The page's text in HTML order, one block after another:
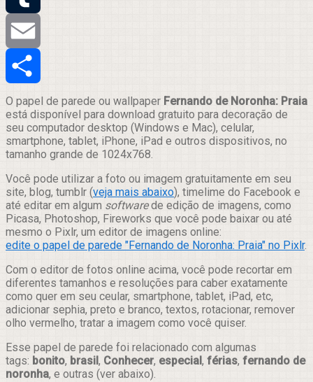
Tumblr
Email
Compartilhar
O papel de parede ou wallpaper Fernando de Noronha: Praia
está disponível para download gratuito para decoração de
seu computador desktop (Windows e Mac), celular,
smartphone, tablet, iPhone, iPad e outros dispositivos, no
tamanho grande de 1024x768.
Você pode utilizar a foto ou imagem gratuitamente em seu
site, blog, tumblr (veja mais abaixo), timelime do Facebook e
até editar em algum softwarede edição de imagens, como
Picasa, Photoshop, Fireworks que você pode baixar ou até
mesmo o Pixlr, um editor de imagens online:
edite o papel de parede "Fernando de Noronha: Praia" no Pixlr.
Com o editor de fotos online acima, você pode recortar em
diferentes tamanhos e resoluções para caber exatamente
como quer em seu ceular, smartphone, tablet, iPad, etc,
adicionar sephia, preto e branco, textos, rotacionar, remover
olho vermelho, tratar a imagem como você quiser.
Esse papel de parede foi relacionado com algumas
tags: bonito, brasil, Conhecer, especial, férias, fernando de
noronha, e outras (ver abaixo).